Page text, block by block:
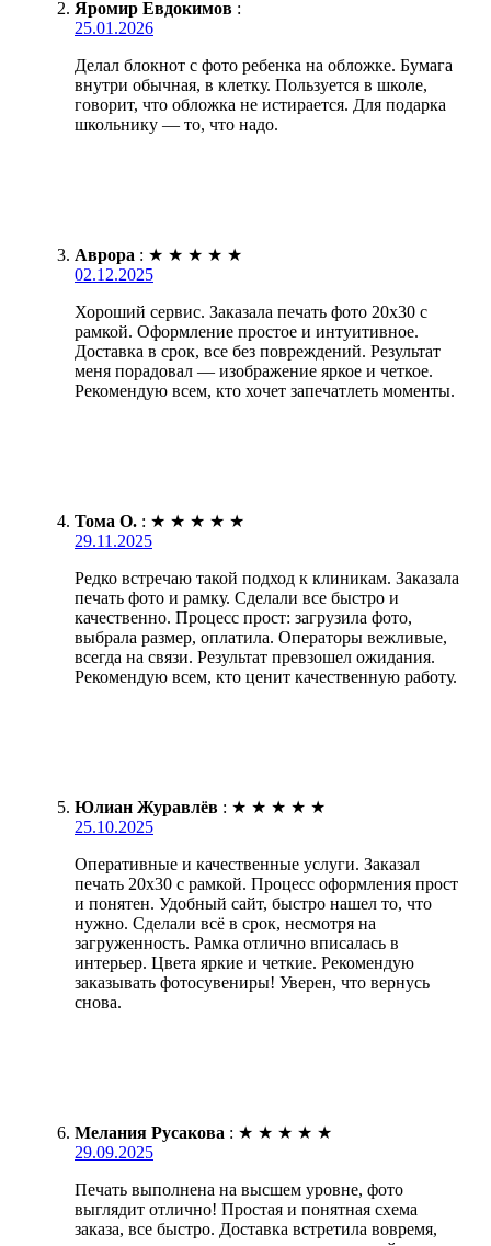
Яромир Евдокимов :
25.01.2026
Делал блокнот с фото ребенка на обложке. Бумага
внутри обычная, в клетку. Пользуется в школе,
говорит, что обложка не истирается. Для подарка
школьнику — то, что надо.
Аврора : ★ ★ ★ ★ ★
02.12.2025
Хороший сервис. Заказала печать фото 20х30 с
рамкой. Оформление простое и интуитивное.
Доставка в срок, все без повреждений. Результат
меня порадовал — изображение яркое и четкое.
Рекомендую всем, кто хочет запечатлеть моменты.
Тома О. : ★ ★ ★ ★ ★
29.11.2025
Редко встречаю такой подход к клиникам. Заказала
печать фото и рамку. Сделали все быстро и
качественно. Процесс прост: загрузила фото,
выбрала размер, оплатила. Операторы вежливые,
всегда на связи. Результат превзошел ожидания.
Рекомендую всем, кто ценит качественную работу.
Юлиан Журавлёв : ★ ★ ★ ★ ★
25.10.2025
Оперативные и качественные услуги. Заказал
печать 20х30 с рамкой. Процесс оформления прост
и понятен. Удобный сайт, быстро нашел то, что
нужно. Сделали всё в срок, несмотря на
загруженность. Рамка отлично вписалась в
интерьер. Цвета яркие и четкие. Рекомендую
заказывать фотосувениры! Уверен, что вернусь
снова.
Мелания Русакова : ★ ★ ★ ★ ★
29.09.2025
Печать выполнена на высшем уровне, фото
выглядит отлично! Простая и понятная схема
заказа, все быстро. Доставка встретила вовремя,